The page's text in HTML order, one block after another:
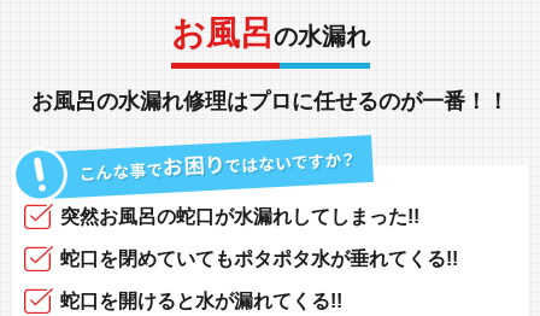
お風呂の水漏れ
お風呂の水漏れ修理はプロに任せるのが一番！！
突然お風呂の蛇口 が水漏れしてしまった!!
蛇口を閉めていてもポタポタ水が垂れてくる!!
蛇口を開けると水が漏れてくる!!